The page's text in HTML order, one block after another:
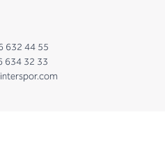
632 44 55
634 32 33